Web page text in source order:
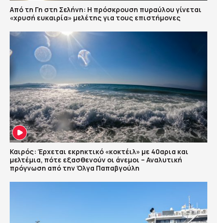
Από τη Γη στη Σελήνη: Η πρόσκρουση πυραύλου γίνεται
«χρυσή ευκαιρία» μελέτης για τους επιστήμονες
Καιρός: Έρχεται εκρηκτικό «κοκτέιλ» με 40αρια και
μελτέμια, πότε εξασθενούν οι άνεμοι – Αναλυτική
πρόγνωση από την Όλγα Παπαβγούλη